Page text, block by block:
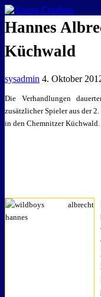
EISKALTE
Hannes
Küchwald
sysadmin 4. Oktober
Die Verhandlungen
zusätzlicher Spieler aus der
in den Chemnitzer